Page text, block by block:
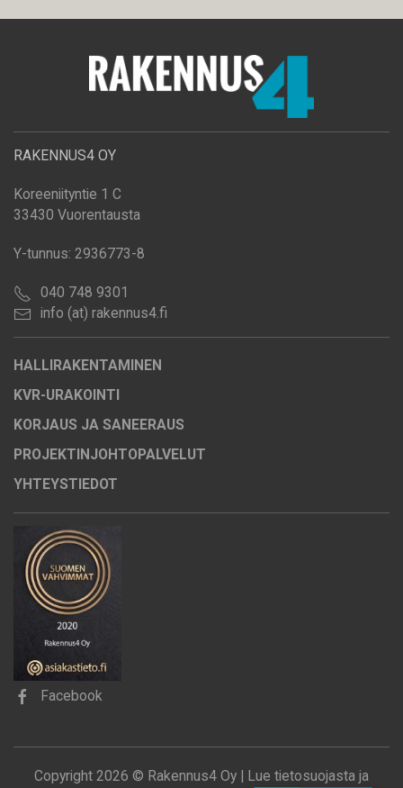
RAKENNUS4 OY
Koreeniityntie 1 C
33430 Vuorentausta
Y-tunnus: 2936773-8
040 748 9301
info (at) rakennus4.fi
HALLIRAKENTAMINEN
KVR-URAKOINTI
KORJAUS JA SANEERAUS
PROJEKTINJOHTOPALVELUT
YHTEYSTIEDOT
Facebook
Copyright 2026 © Rakennus4 Oy | Lue tietosuojasta ja